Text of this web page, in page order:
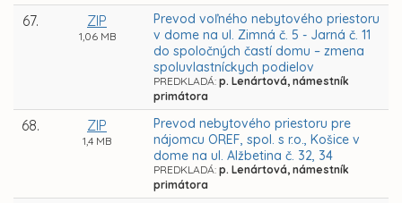
67. ZIP
1,06 MB
Prevod voľného nebytového priestoru
v dome na ul. Zimná č. 5 - Jarná č. 11
do spoločných častí domu – zmena
spoluvlastníckych podielov
PREDKLADÁ: p. Lenártová, námestník
primátora
68. ZIP
1,4 MB
Prevod nebytového priestoru pre
nájomcu OREF, spol. s r.o., Košice v
dome na ul. Alžbetina č. 32, 34
PREDKLADÁ: p. Lenártová, námestník
primátora